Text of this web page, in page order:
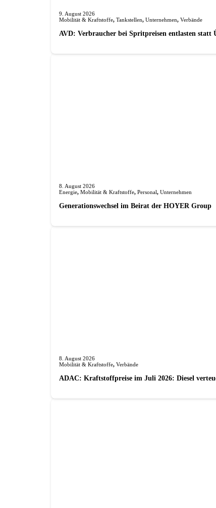
9. August 2026
Mobilität & Kraftstoffe, Tankstellen, Unternehmen, Verbände
AVD: Verbraucher bei Spritpreisen entlasten statt
8. August 2026
Energie, Mobilität & Kraftstoffe, Personal, Unternehmen
Generationswechsel im Beirat der HOYER Group
8. August 2026
Mobilität & Kraftstoffe, Verbände
ADAC: Kraftstoffpreise im Juli 2026: Diesel